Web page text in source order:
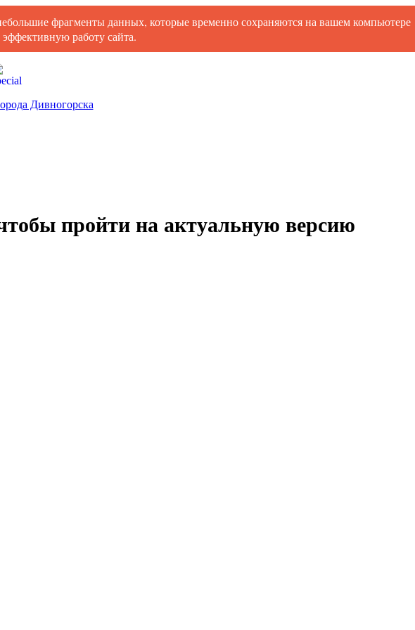
фрагменты данных, которые временно сохраняются на вашем компьютере
работу сайта.
Дивногорска
пройти на актуальную версию